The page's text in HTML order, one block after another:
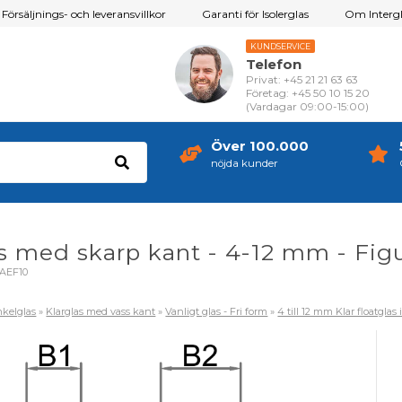
Försäljnings- och leveransvillkor Garanti för Isolerglas Om
KUNDSERVICE
Telefon
Privat: +45 21 21 63 63
Företag: +45 50 10 15 20
(Vardagar 09:00-15:00)
Över 100.000
nöjda kunder
med skarp kant - 4-12 mm -
» Klarglas med vass kant »Vanligt glas - Fri form »4 till 12 mm Klar floatglas